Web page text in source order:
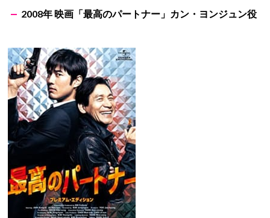
2008年 映画「最高のパートナー」カン・ヨンジュン役